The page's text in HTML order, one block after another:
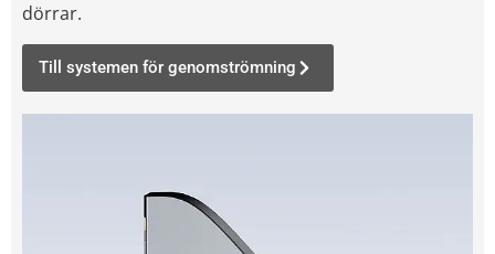
dörrar.
Till systemen för genomströmning